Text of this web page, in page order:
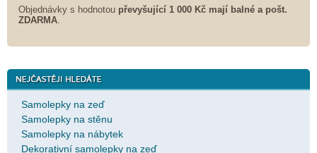
Objednávky s hodnotou převyšující 1 000 Kč mají balné a pošt.
ZDARMA
Samolepky na zeď
Samolepky na stěnu
Samolepky na nábytek
Dekorativní samolepky na zeď